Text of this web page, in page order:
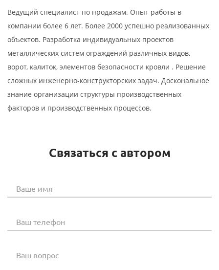
Ведущий специалист по продажам. Опыт работы в
компании более 6 лет. Более 2000 успешно реализованных
объектов. Разработка индивидуальных проектов
металлических систем ограждений различных видов,
ворот, калиток, элементов безопасности кровли . Решение
сложных инженерно-конструкторских задач. Доскональное
знание организации структуры производственных
факторов и производственных процессов.
Связаться с автором
Ваше имя
Ваш телефон
Ваш вопрос